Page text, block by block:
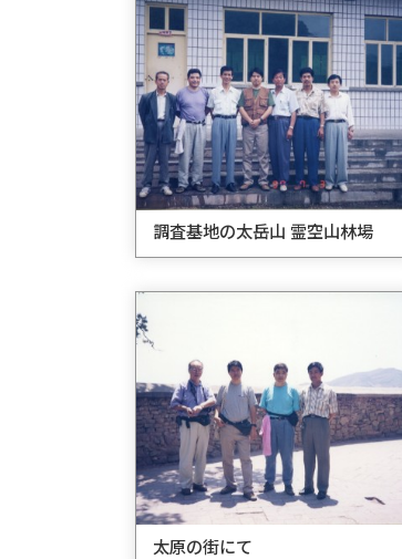
調査基地の太岳山 霊空山林場
太原の街にて